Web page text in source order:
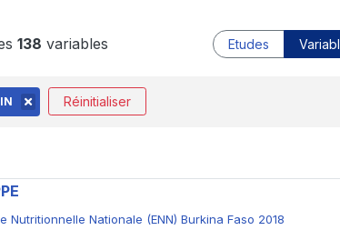
138 variables Etudes
Réinitialiser
Nutritionnelle Nationale (ENN) Burkina Faso 2018